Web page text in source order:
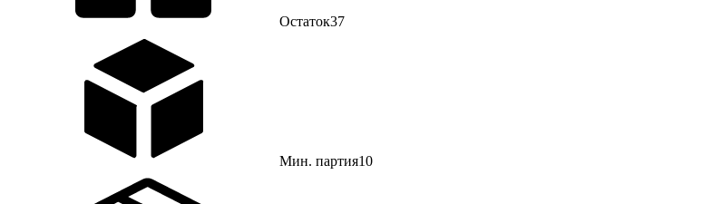
Остаток37
Мин. партия10